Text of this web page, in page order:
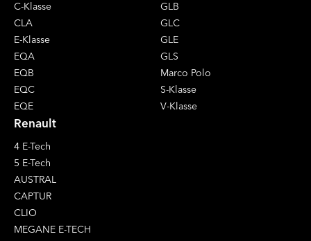
C-Klasse
CLA
E-Klasse
EQA
EQB
EQC
EQE
GLB
GLC
GLE
GLS
Marco Polo
S-Klasse
V-Klasse
Renault
4 E-Tech
5 E-Tech
AUSTRAL
CAPTUR
CLIO
MEGANE E-TECH